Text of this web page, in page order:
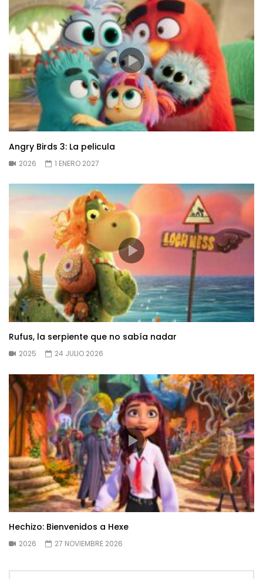
Angry Birds 3: La pelicula
2026 1 ENERO 2027
Rufus, la serpiente que no sabía nadar
2025 24 JULIO 2026
Hechizo: Bienvenidos a Hexe
2026 27 NOVIEMBRE 2026